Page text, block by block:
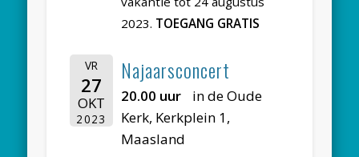
2023. TOEGANG GRATIS
VR
27
OKT
2023
Najaarsconcert
20.00 uur
in de Oude
Kerk, Kerkplein 1,
Maasland